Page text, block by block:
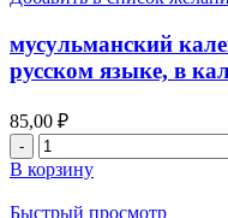
на
2023
оптом,
в
календаре:
даты
мусульманский
русском языке, в
85,00 ₽
Количество
товара
мусульманский
календарь
В корзину
Быстрый просмотр